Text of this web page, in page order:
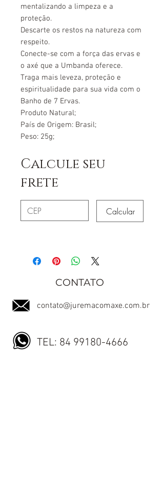
mentalizando a limpeza e a
proteção.
Descarte os restos na natureza com
respeito.
Conecte-se com a força das ervas e
o axé que a Umbanda oferece.
Traga mais leveza, proteção e
espiritualidade para sua vida com o
Banho de 7 Ervas.
Produto Natural;
País de Origem: Brasil;
Peso: 25g;
Calcule seu
frete
Calcular
CONTATO
contato@juremacomaxe.com.br
TEL: 84 99180-4666